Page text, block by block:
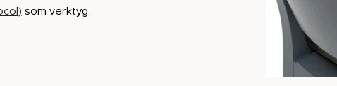
som verktyg.